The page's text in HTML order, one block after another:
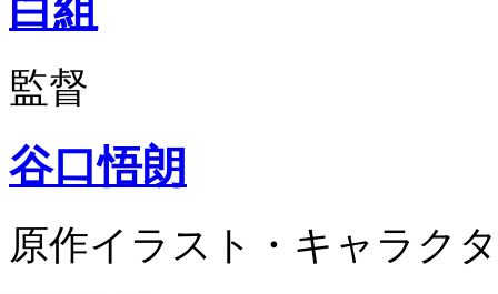
白組
監督
谷口悟朗
原作イラスト・キャラク